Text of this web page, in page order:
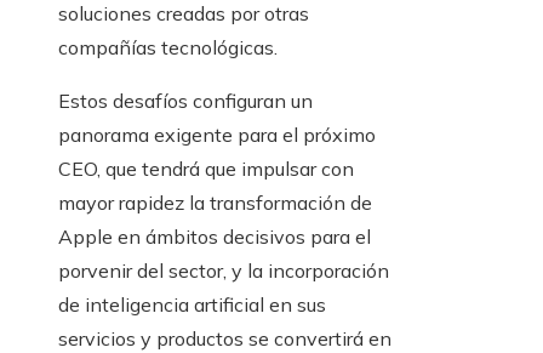
soluciones creadas por otras
compañías tecnológicas.
Estos desafíos configuran un
panorama exigente para el próximo
CEO, que tendrá que impulsar con
mayor rapidez la transformación de
Apple en ámbitos decisivos para el
porvenir del sector, y la incorporación
de inteligencia artificial en sus
servicios y productos se convertirá en